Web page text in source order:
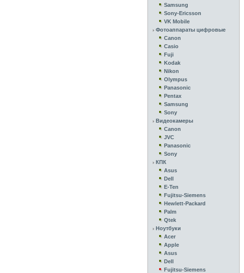
Samsung
Sony-Ericsson
VK Mobile
Фотоаппараты цифровые
Canon
Casio
Fuji
Kodak
Nikon
Olympus
Panasonic
Pentax
Samsung
Sony
Видеокамеры
Canon
JVC
Panasonic
Sony
КПК
Asus
Dell
E-Ten
Fujitsu-Siemens
Hewlett-Packard
Palm
Qtek
Ноутбуки
Acer
Apple
Asus
Dell
Fujitsu-Siemens